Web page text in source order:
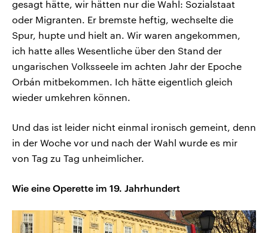
gesagt hätte, wir hätten nur die Wahl: Sozialstaat
oder Migranten. Er bremste heftig, wechselte die
Spur, hupte und hielt an. Wir waren angekommen,
ich hatte alles Wesentliche über den Stand der
ungarischen Volksseele im achten Jahr der Epoche
Orbán mitbekommen. Ich hätte eigentlich gleich
wieder umkehren können.
Und das ist leider nicht einmal ironisch gemeint, denn
in der Woche vor und nach der Wahl wurde es mir
von Tag zu Tag unheimlicher.
Wie eine Operette im 19. Jahrhundert